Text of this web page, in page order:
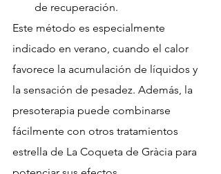
de recuperación.
Este método es especialmente
indicado en verano, cuando el calor
favorece la acumulación de líquidos y
la sensación de pesadez. Además, la
presoterapia puede combinarse
fácilmente con otros tratamientos
estrella de La Coqueta de Gràcia para